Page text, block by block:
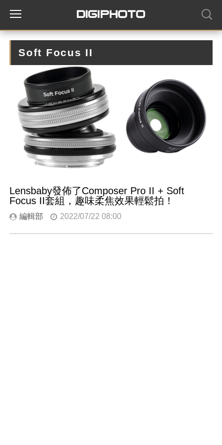
Soft Focus II
Lensbaby發佈了Composer Pro II + Soft
Focus II套組，趣味柔焦效果輕鬆拍！
編輯部 2022/07/22 08:00